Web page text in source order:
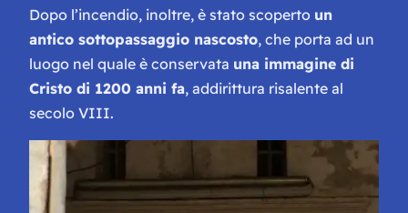
Dopo l’incendio, inoltre, è stato scoperto un
antico sottopassaggio nascosto, che porta ad un
luogo nel quale è conservata una immagine di
Cristo di 1200 anni fa, addirittura risalente al
secolo VIII.